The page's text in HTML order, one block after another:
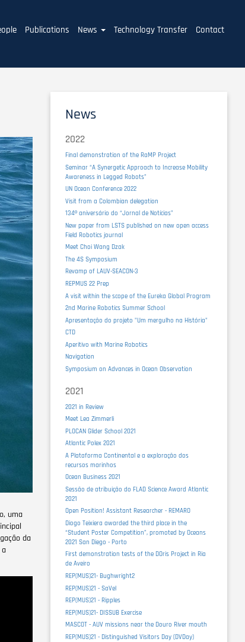
Publications News Technology Transfer Contact
uma
da
a
News
2022
Final demonstration of the RaMP Project
Seminar “A Synergetic Approach to Increase Mobility
Awareness in Legged Robots”
UN Ocean Conference 2022
Visit from a Colombian delegation
134º aniversário do “Jornal de Notícias”
New paper from LSTS published on new open access
Field Robotics journal
Meet Choi Wang Dzak
The 4S Symposium
Revamp of LAUV-SEACON-3
REPMUS 22 Prep
A visit within the scope of the Eureka Global Program
2nd Marine Robotics Summer School
Apresentação do projeto "Um mergulho na História"
CTD
Aperitivo with Marine Robotics
Navigation
Symposium on Advances in Ocean Observation
2021
2021 in Review
Meet Lea Zimmerli
PLOCAN Glider School 2021
Atlantic Polex 2021
A Plataforma Continental e a exploração dos
recursos marinhos
Ocean Business 2021
Sessão de atribuição do FLAD Science Award Atlantic
2021
Open Position! Assistant Researcher - REMARO
Diogo Teixiera awarded the third place in the
“Student Poster Competition”, promoted by Oceans
2021 San Diego - Porto
First demonstration tests of the DOris Project in Ria
de Aveiro
REP(MUS)21- Bughwright2
REP(MUS)21 - SaVel
REP(MUS)21 - Ripples
REP(MUS)21- DISSUB Exercise
MASCOT - AUV missions near the Douro River mouth
REP(MUS)21 - Distinguished Visitors Day (DVDay)